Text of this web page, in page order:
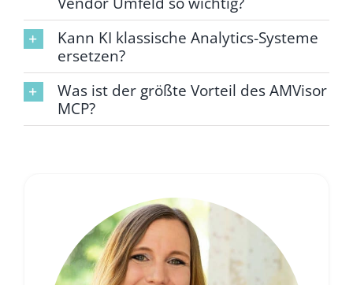
Kann KI klassische Analytics-Systeme
ersetzen?
Was ist der größte Vorteil des AMVisor
MCP?